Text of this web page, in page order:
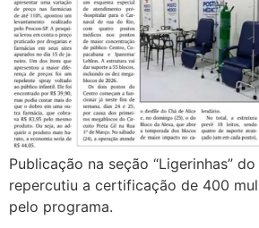
Publicação na seção “Ligerinhas”
repercutiu a certificação de 400
pelo programa.